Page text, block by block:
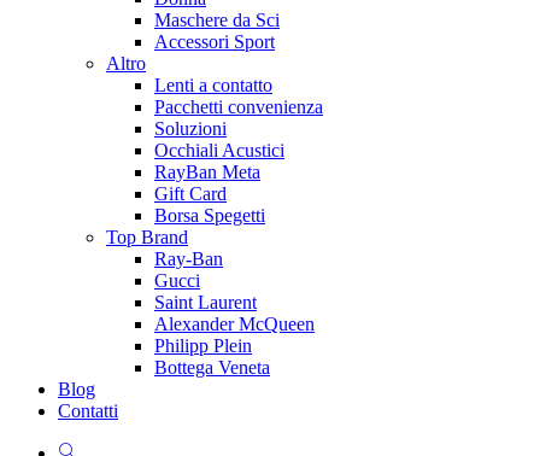
Maschere da Sci
Accessori Sport
Altro
Lenti a contatto
Pacchetti convenienza
Soluzioni
Occhiali Acustici
RayBan Meta
Gift Card
Borsa Spegetti
Top Brand
Ray-Ban
Gucci
Saint Laurent
Alexander McQueen
Philipp Plein
Bottega Veneta
Blog
Contatti